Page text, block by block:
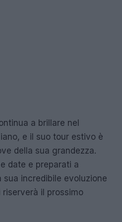
a brillare nel
e il suo tour estivo è
della sua grandezza.
date e preparati a
sua incredibile evoluzione
il prossimo